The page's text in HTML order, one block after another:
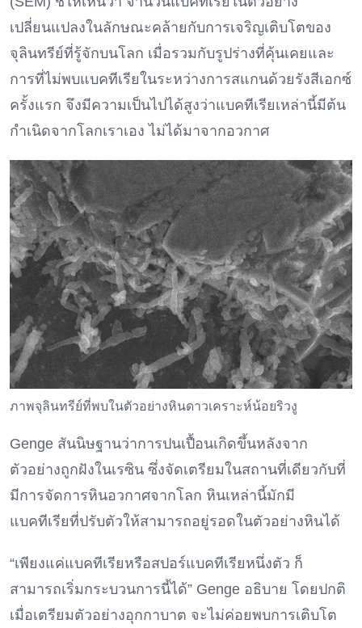
เปลี่ยนแปลงในลักษณะคล้ายกับการเจริญเติบโตของ
จุลินทรีย์ที่รู้จักบนโลก เมื่อรวมกับรูปร่างที่คุ้นเคยและ
การที่ไม่พบแบคทีเรียในระหว่างการสแกนด้วยรังสีเอกซ์
ครั้งแรก จึงมีความเป็นไปได้สูงว่าแบคทีเรียเหล่านี้มีต้น
กำเนิดจากโลกเราเอง ไม่ได้มาจากอวกาศ
ภาพจุลินทรีย์ที่พบในตัวอย่างหินดาวเคราะห์น้อยริวงู
Genge สันนิษฐานว่าการปนเปื้อนเกิดขึ้นหลังจาก
ตัวอย่างถูกฝังในเรซิน ซึ่งจัดเตรียมในสถานที่เดียวกับที่
มีการจัดการหินอวกาศจากโลก หินเหล่านี้มักมี
แบคทีเรียที่ปรับตัวให้สามารถอยู่รอดในตัวอย่างหินได้
“เพียงแค่แบคทีเรียหรือสปอร์แบคทีเรียหนึ่งตัว ก็
สามารถเริ่มกระบวนการนี้ได้” Genge อธิบาย โดยปกติ
เมื่อเตรียมตัวอย่างอุกกาบาต จะไม่ค่อยพบการเติบโต